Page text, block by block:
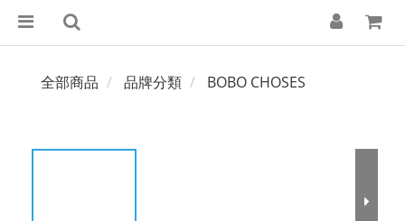
全部商品 品牌分類 BOBO CHOSES